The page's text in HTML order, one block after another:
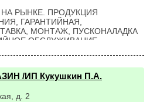
НА РЫНКЕ. ПРОДУКЦИЯ
ГАРАНТИЙНАЯ,
МОНТАЖ, ПУСКОНАЛАДКА
ОБСЛУЖИВАНИЕ.
ДЛЯ ОЧИСТКИ И
(ВИС БСХ, БЦС, БЛС, СЦКН),
ДЛЯ
конвейеры, транспортеры
/ИП Кукушкин П.А.
д. 2